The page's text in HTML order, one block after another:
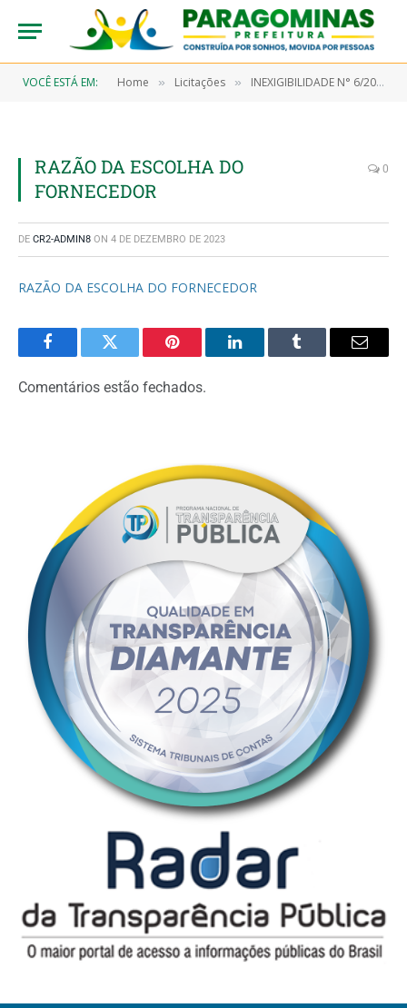
VOCÊ ESTÁ EM: Home » Licitações » INEXIGIBILIDADE N° 6/2023-00001 (CONTRATAÇÃO DE EMPRESA ESPECIALIZADA EM CESSÃO DE USO DE SOFTWARE DE GESTÃO PÚBLICA QUE ATENDA EXIGÊNCIAS DO TRIBUNAL DE CONTAS DOS MUNICÍPIOS – TCM/PA (GERAÇÃO DO E – CONTAS TCM/PA), SECRETARIA DO TESOURO NACIONAL – STN, LC – 131/2009, LEI Nº 12.527/2011, IN TCM/PA Nº 11/2021 E DECRETO Nº 10.540/2020 (SIAFIC), CONTEMPLANDO MANUTENÇÃO E ATUALIZAÇÃO, VISANDO ATENDER AS SECRETARIAS MUNICIPAIS, FUNDOS MUNICIPAIS, CÂMARAS MUNICIPAL E AUTARQUIAS)
RAZÃO DA ESCOLHA DO
FORNECEDOR
0
DE CR2-ADMIN8 ON 4 DE DEZEMBRO DE 2023
RAZÃO DA ESCOLHA DO FORNECEDOR
FacebookTwitter Pinterest LinkedInTumblr Email
Comentários estão fechados.